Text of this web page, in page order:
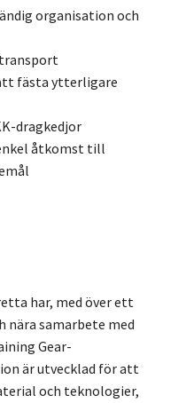
organisation och
fästa ytterligare
dragkedjor
åtkomst till
har, med över ett
nära samarbete med
Gear-
är utvecklad för att
och teknologier,